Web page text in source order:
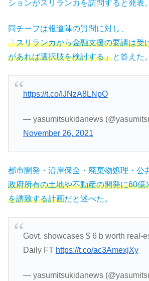
ションがスリランカを訪問すると発表。
同チーフは報道陣の質問に対し、
「スリランカから金融支援の要請は受
があれば選択肢を検討する」と答えた。
https://t.co/IJNzA8LNpO
— yasumitsukidanews
November 26, 2021
都市開発・沿岸保全・廃棄物処理・公
政府所有の土地や不動産の開発に60億
を誘致する計画だと述べた。
Govt. showcases $ 6 b worth real-
Daily FT https://t.co/ac3AmexjXy
— yasumitsukidanews